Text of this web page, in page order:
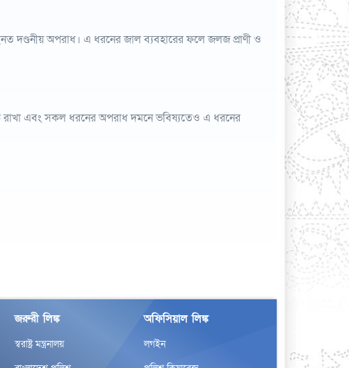
দণ্ডনীয় অপরাধ। এ ধরনের জাল ব্যবহারের ফলে জলজ প্রাণী ও
রাখা এবং সকল ধরনের অপরাধ দমনে ভবিষ্যতেও এ ধরনের
জরুরী লিঙ্ক
স্বরাষ্ট্র মন্ত্রনালয়
অফিসিয়াল লিঙ্ক
লগইন